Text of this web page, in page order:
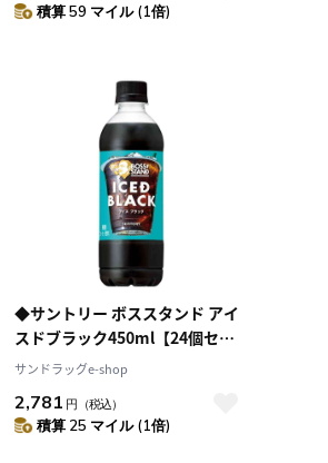
積算 59 マイル (1倍)
◆サントリー ボススタンド アイ
スドブラック450ml【24個セッ
ト】
サンドラッグe-shop
2,781 円 （税込）
積算 25 マイル (1倍)